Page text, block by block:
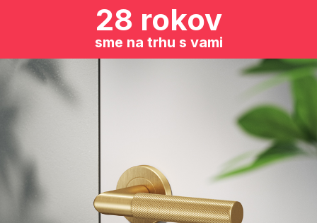
28 rokov
sme na trhu s vami